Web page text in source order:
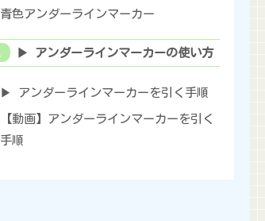
青色アンダーラインマーカー
▶ アンダーラインマーカーの使い方
▶ アンダーラインマーカーを引く手順
【動画】アンダーラインマーカーを引く
手順